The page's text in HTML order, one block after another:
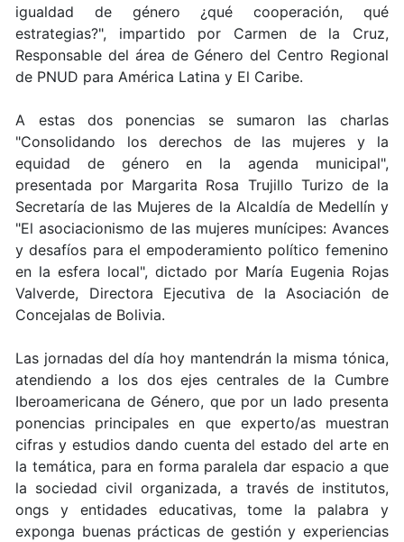
igualdad de género ¿qué cooperación, qué
estrategias?", impartido por Carmen de la Cruz,
Responsable del área de Género del Centro Regional
de PNUD para América Latina y El Caribe.
A estas dos ponencias se sumaron las charlas
"Consolidando los derechos de las mujeres y la
equidad de género en la agenda municipal",
presentada por Margarita Rosa Trujillo Turizo de la
Secretaría de las Mujeres de la Alcaldía de Medellín y
"El asociacionismo de las mujeres munícipes: Avances
y desafíos para el empoderamiento político femenino
en la esfera local", dictado por María Eugenia Rojas
Valverde, Directora Ejecutiva de la Asociación de
Concejalas de Bolivia.
Las jornadas del día hoy mantendrán la misma tónica,
atendiendo a los dos ejes centrales de la Cumbre
Iberoamericana de Género, que por un lado presenta
ponencias principales en que experto/as muestran
cifras y estudios dando cuenta del estado del arte en
la temática, para en forma paralela dar espacio a que
la sociedad civil organizada, a través de institutos,
ongs y entidades educativas, tome la palabra y
exponga buenas prácticas de gestión y experiencias